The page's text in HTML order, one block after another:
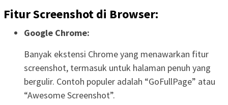
Fitur Screenshot di Browser:
Google Chrome:
Banyak ekstensi Chrome yang menawarkan fitur
screenshot, termasuk untuk halaman penuh yang
bergulir. Contoh populer adalah “GoFullPage” atau
“Awesome Screenshot”.